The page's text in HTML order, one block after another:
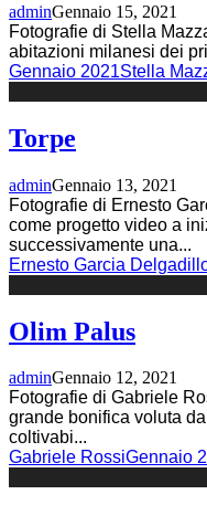
adminGennaio 15, 2021
Fotografie di Stella
abitazioni milanesi dei
Gennaio 2021Stella
Torpe
adminGennaio 13, 2021
Fotografie di Ernesto
come progetto video a
successivamente una...
Ernesto Garcia
Olim Palus
adminGennaio 12, 2021
Fotografie di Gabriele
grande bonifica voluta
coltivabi...
Gabriele RossiGennaio